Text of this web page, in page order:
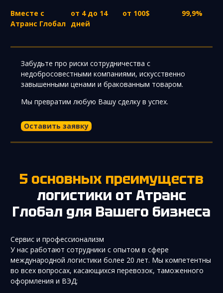
Вместе с
Атранс Глобал
от 4 до 14
дней
от 100$ 99,9%
Забудьте про риски сотрудничества с
недобросовестными компаниями, искусственно
завышенными ценами и бракованным товаром.
Мы превратим любую Вашу сделку в успех.
Оставить заявку
5 основных преимуществ
логистики от Атранс
Глобал для Вашего бизнеса
Сервис и профессионализм
У нас работают сотрудники с опытом в сфере
международной логистики более 20 лет. Мы компетентны
во всех вопросах, касающихся перевозок, таможенного
оформления и ВЭД;